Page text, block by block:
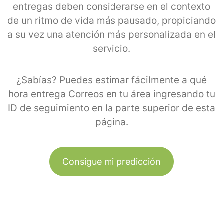
entregas deben considerarse en el contexto
de un ritmo de vida más pausado, propiciando
a su vez una atención más personalizada en el
servicio.
¿Sabías? Puedes estimar fácilmente a qué
hora entrega Correos en tu área ingresando tu
ID de seguimiento en la parte superior de esta
página.
Consigue mi predicción